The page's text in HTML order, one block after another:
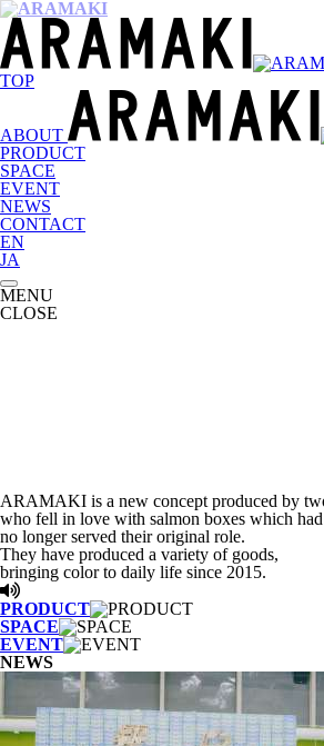
TOP
PRODUCT
SPACE
EVENT
NEWS
CONTACT
EN
JA
MENU
CLOSE
who fell in love with salmon boxes which had
no longer served their original role.
They have produced a variety of goods,
bringing color to daily life since 2015.
PRODUCT
SPACE
EVENT
NEWS